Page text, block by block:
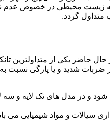
زیست محیطی در خصوص عدم
متداول گردد.
حال حاضر یکی از
ضربات شدید و یا پارگی
و در مدل های تک لایه و
سیالات و مواد